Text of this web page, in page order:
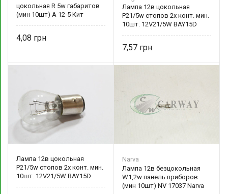
цокольная R 5w габаритов
(мин 10шт) А 12-5 Кит
4,08
Лампа 12в цокольная
P21/5w стопов 2х конт. мин.
10шт. 12V21/5W BAY15D
7,57
Лампа 12в цокольная
P21/5w стопов 2х конт. мин.
10шт. 12V21/5W BAY15D
Narva
Лампа 12в безцокольная
W1,2w панель приборов
(мин 10шт) NV 17037 Narva